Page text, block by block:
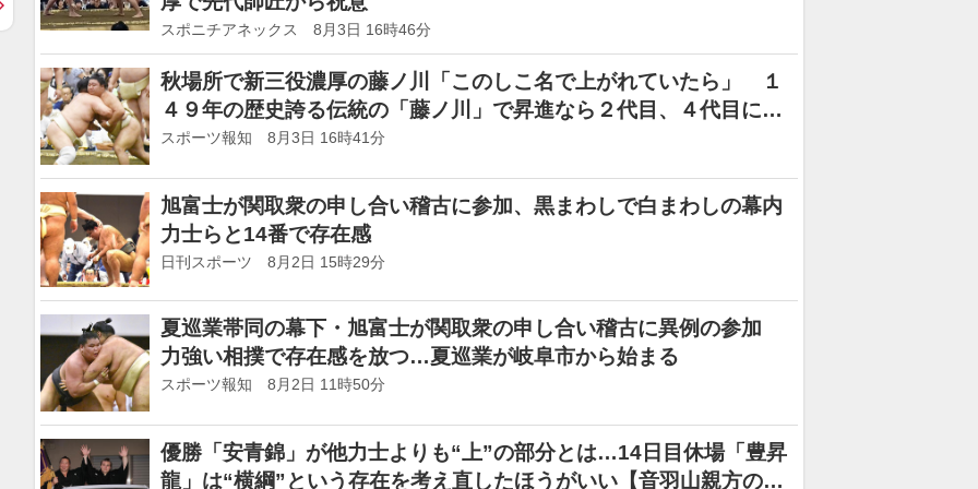
スポニチアネックス 8月3日 16時46分
秋場所で新三役濃厚の藤ノ川「このしこ名で上がれていたら」 １
４９年の歴史誇る伝統の「藤ノ川」で昇進なら２代目、４代目に次
いで３人目
スポーツ報知 8月3日 16時41分
旭富士が関取衆の申し合い稽古に参加、黒まわしで白まわしの幕内
力士らと14番で存在感
日刊スポーツ 8月2日 15時29分
夏巡業帯同の幕下・旭富士が関取衆の申し合い稽古に異例の参加
力強い相撲で存在感を放つ…夏巡業が岐阜市から始まる
スポーツ報知 8月2日 11時50分
優勝「安青錦」が他力士よりも“上”の部分とは…14日目休場「豊昇
龍」は“横綱”という存在を考え直したほうがいい【音羽山親方の名